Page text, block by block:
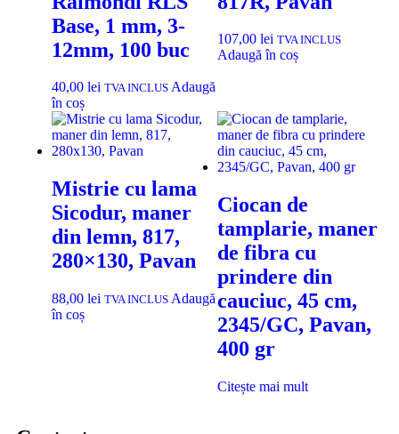
Base, 1 mm, 3-
12mm, 100 buc
40,00 lei TVA INCLUS Adaugă
în coș
107,00 lei TVA INCLUS
Adaugă în coș
Mistrie cu lama
Sicodur, maner
din lemn, 817,
280×130, Pavan
88,00 lei TVA INCLUS Adaugă
în coș
Ciocan de
tamplarie, maner
de fibra cu
prindere din
cauciuc, 45 cm,
2345/GC, Pavan,
400 gr
Citește mai mult